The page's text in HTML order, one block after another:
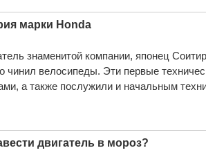
марки Honda
знаменитой компании, японец
чинил велосипеды. Эти первые
а также послужили и начальным
двигатель в мороз?